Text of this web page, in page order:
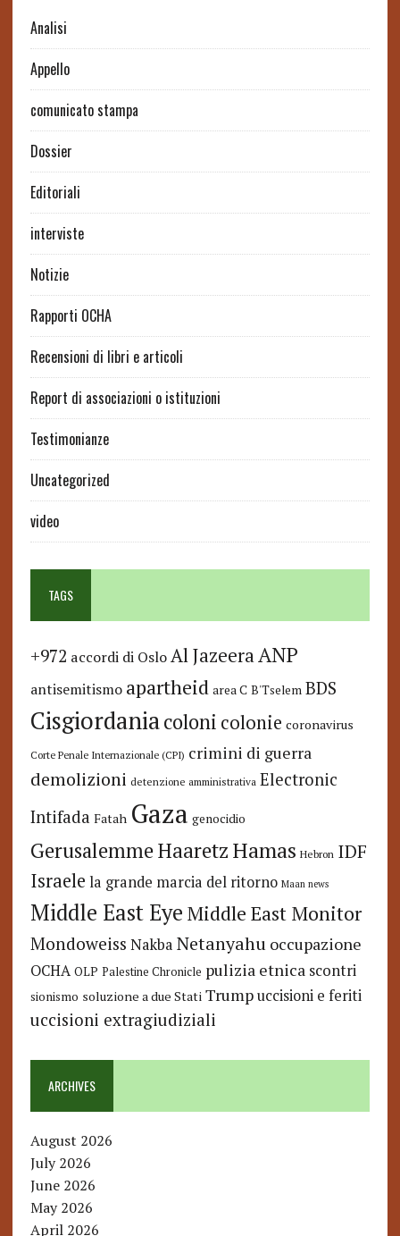
Analisi
Appello
comunicato stampa
Dossier
Editoriali
interviste
Notizie
Rapporti OCHA
Recensioni di libri e articoli
Report di associazioni o istituzioni
Testimonianze
Uncategorized
video
TAGS
+972 accordi di Oslo Al JazeeraANP
antisemitismo apartheid area C B'Tselem BDS
Cisgiordaniacoloni colonie coronavirus
Corte Penale Internazionale (CPI) crimini di guerra
demolizioni detenzione amministrativa Electronic
Intifada Fatah Gaza genocidio
GerusalemmeHaaretzHamas Hebron IDF
Israele la grande marcia del ritorno Maan news
Middle East Eye Middle East Monitor
Mondoweiss Nakba Netanyahu occupazione
OCHA OLP Palestine Chronicle pulizia etnica scontri
sionismo soluzione a due Stati Trump uccisioni e feriti
uccisioni extragiudiziali
ARCHIVES
August 2026
July 2026
June 2026
May 2026
April 2026